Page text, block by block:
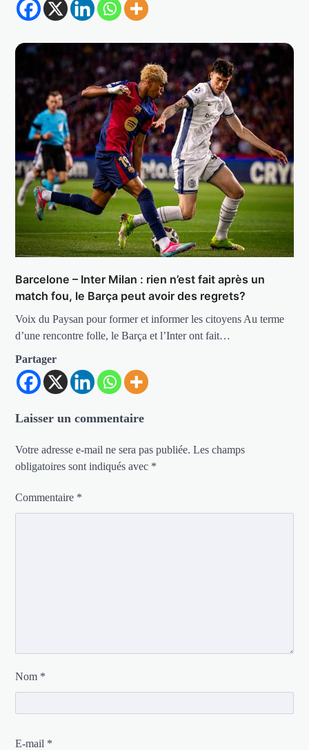
Barcelone – Inter Milan : rien n’est fait après un
match fou, le Barça peut avoir des regrets?
Voix du Paysan pour former et informer les citoyens Au terme
d’une rencontre folle, le Barça et l’Inter ont fait…
Partager
Laisser un commentaire
Votre adresse e-mail ne sera pas publiée. Les champs
obligatoires sont indiqués avec *
Commentaire *
Nom *
E-mail *